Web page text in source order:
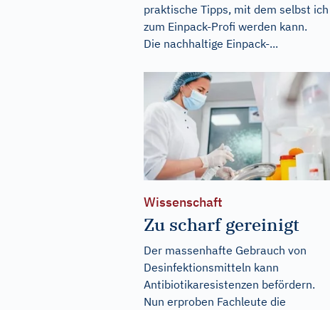
praktische Tipps, mit dem selbst ich
zum Einpack-Profi werden kann.
Die nachhaltige Einpack-...
Wissenschaft
Zu scharf gereinigt
Der massenhafte Gebrauch von
Desinfektionsmitteln kann
Antibiotikaresistenzen befördern.
Nun erproben Fachleute die